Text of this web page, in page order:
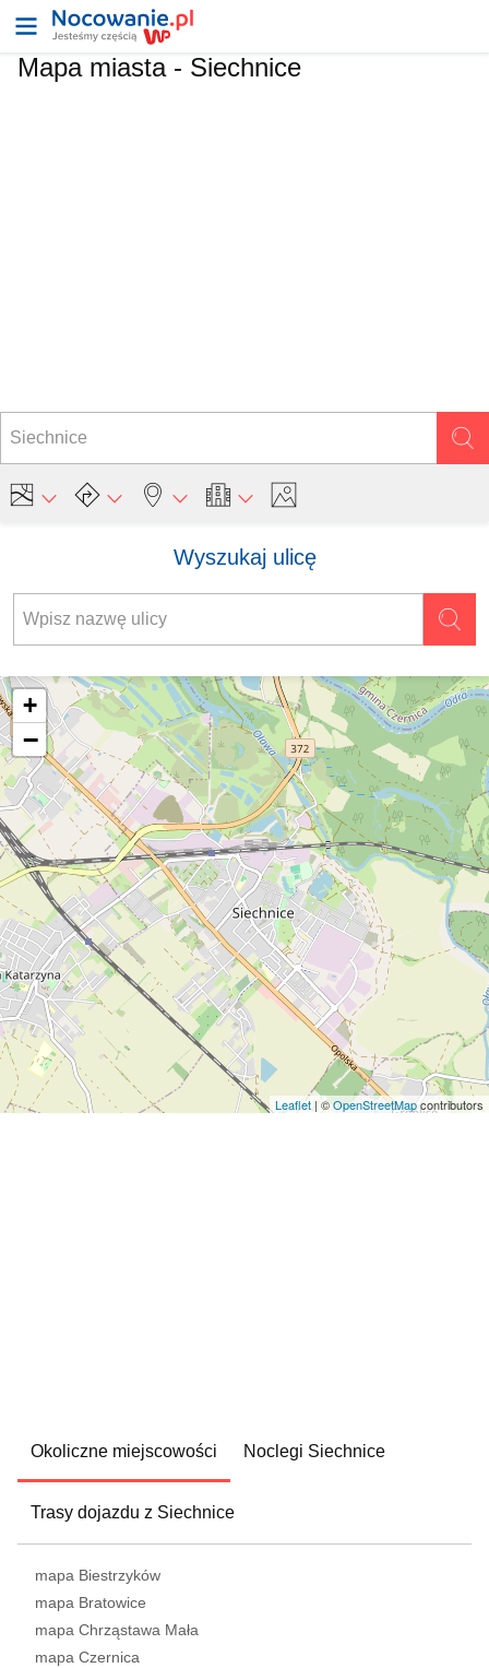
Mapa miasta - Siechnice
Wyszukaj ulicę
+
−
Leaflet| ©OpenStreetMapcontributors
Okoliczne miejscowości Noclegi Siechnice
Trasy dojazdu z Siechnice
mapa Biestrzyków
mapa Bratowice
mapa Chrząstawa Mała
mapa Czernica